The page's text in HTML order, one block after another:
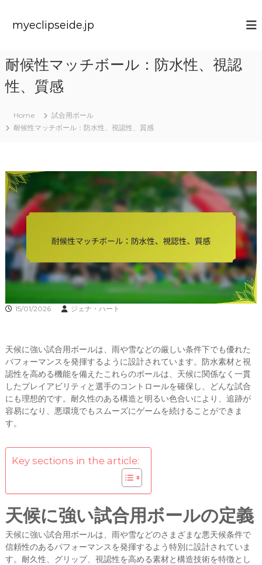
myeclipseide.jp
耐候性マッチボール：防水性、視認
性、質感
Home
試合用ボール
耐候性マッチボール：防水性、視認性、質感
15/01/2026 ジェナ・ハート
天候に強い試合用ボールは、雨や雪などの厳しい条件下でも優れた
パフォーマンスを発揮するように設計されています。防水素材と視
認性を高める機能を備えたこれらのボールは、天候に関係なく一貫
したプレイアビリティと選手のコントロールを確保し、どんな試合
にも理想的です。耐久性のある構造と明るい色合いにより、追跡が
容易になり、悪環境でもスムーズにゲームを続けることができま
す。
Key sections in the article:
天候に強い試合用ボールの定義
天候に強い試合用ボールは、雨や雪などのさまざまな悪天候条件で
信頼性のあるパフォーマンスを発揮するよう特別に設計されていま
す。耐久性、グリップ、視認性を高める素材と構造技術を特徴とし